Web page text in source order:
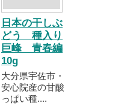
日本の干しぶ
どう 種入り
巨峰 青春編
10g
大分県宇佐市・
安心院産の甘酸
っぱい種....